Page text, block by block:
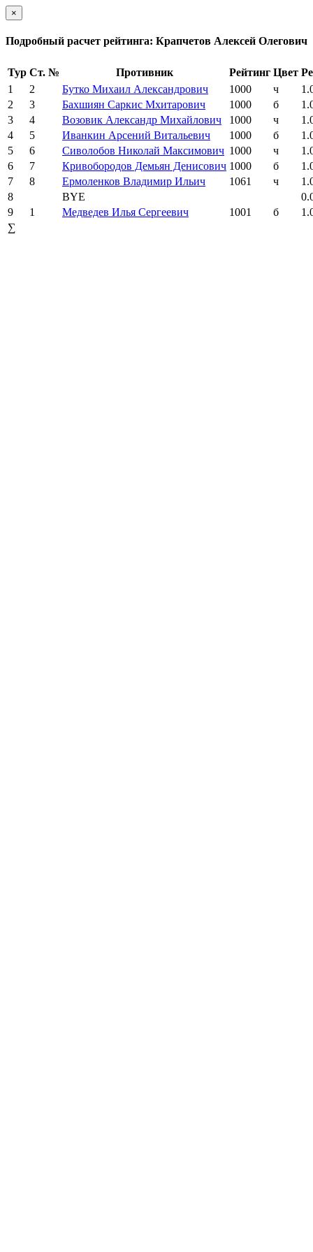
×
Подробный расчет рейтинга: Крапчетов Алексей Олегович
Тур Ст. № Противник Рейтинг Цвет
1
2 Бутко Михаил Александрович 1000 ч
2
3 Бахшиян Саркис Мхитарович 1000 б
3
4 Возовик Александр Михайлович 1000 ч
4
5 Иванкин Арсений Витальевич 1000 б
5
6 Сиволобов Николай Максимович 1000 ч
6
7 Кривобородов Демьян Денисович 1000 б
7
8 Ермоленков Владимир Ильич 1061 ч
8
BYE
9
1 Медведев Илья Сергеевич 1001 б
∑